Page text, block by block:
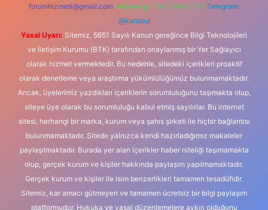
forumhizmeti@gmail.com Whatsapp: 0262 606 0 726 Telegram:
@karabul
Yasal Uyarı: Sitemiz, 5651 Sayılı Kanun gereğince Bilgi Teknolojileri
ve İletişim Kurumu (BTK) tarafından onaylanmış bir Yer Sağlayıcı
olarak hizmet vermektedir. Bu nedenle, sitedeki içerikleri proaktif
olarak denetleme veya araştırma yükümlülüğümüz bulunmamaktadır.
Ancak, üyelerimiz yazdıkları içeriklerin sorumluluğunu taşımakta olup,
siteye üye olarak bu sorumluluğu kabul etmiş sayılırlar. Bu internet
sitesi, herhangi bir marka, kurum veya şahıs şirketi ile hiçbir bağlantısı
bulunmamaktadır. Sitede yalnızca kendi hazırladığımız makaleler
paylaşılmaktadır. Burada yer alan içerikler haber niteliği taşımamakta
olup, gerçek kurum ve kişiler hakkında paylaşım yapılmamaktadır.
Gerçek kurum ve kişiler ile isim benzerlikleri tamamen tesadüfidir.
Sitemiz, kar amacı gütmeyen ve tamamen ücretsiz bir bilgi paylaşım
platformudur. Hukuka ve yasal düzenlemelere aykırı olduğunu